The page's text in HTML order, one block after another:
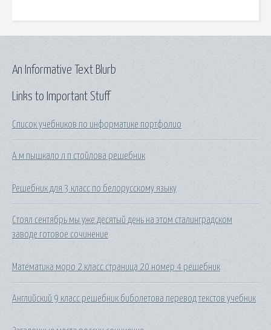
Links to Important Stuff
Список учебников по информатике портфолио
А м пышкало л п стойлова решебник
Решебник для 3 класс по белорусскому языку
Стоял сентябрь мы уже десятый день на этом сталинградском
заводе готовое сочинение
Математика моро 2 класс страница 20 номер 4 решебник
Английский 9 класс решебник биболетова перевод текстов учебник
An Informative Text Blurb